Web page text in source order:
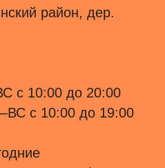
район, дер.
с 10:00 до 20:00
с 10:00 до 19:00